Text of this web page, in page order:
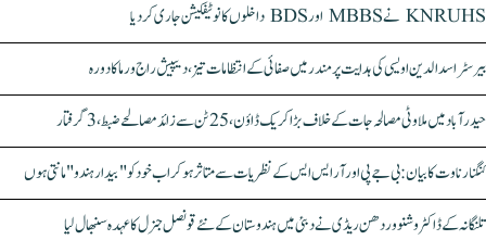
KNRUHS نے MBBS اور BDS داخلوں کا نوٹیفکیشن جاری کر دیا
بیرسٹر اسدالدین اویسی کی ہدایت پر مندر میں صفائی کے انتظامات تیز، دیپیش راج ورما کا دورہ
حیدرآباد میں ملاوٹی مصالحہ جات کے خلاف بڑا کریک ڈاؤن، 25 ٹن سے زائد مصالحے ضبط، 3 گرفتار
کنگنا رناوت کا بیان: بی جے پی اور آر ایس ایس کے نظریات سے متاثر ہو کر اب خود کو "بیدار ہندو" مانتی ہوں
تلنگانہ کے ڈاکٹر وشنو وردھن ریڈی نے دبئی میں ہندوستان کے نئے قونصل جنرل کا عہدہ سنبھال لیا